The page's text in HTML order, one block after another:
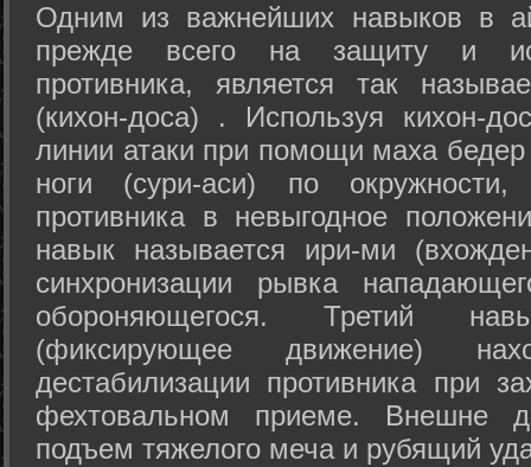
Одним из важнейших навыков в
прежде всего на защиту и
противника, является так
(кихон-доса) . Используя кихон-
линии атаки при помощи маха
ноги (сури-аси) по
противника в невыгодное
навык называется ири-ми
синхронизации рывка
обороняющегося. Третий
(фиксирующее движение)
дестабилизации противника при
фехтовальном приеме. Внешне
подъем тяжелого меча и рубящий